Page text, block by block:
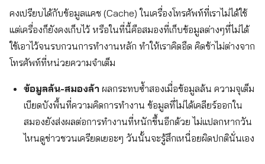
คงเปรียบได้กับข้อมูลแคช (Cache) ในเครื่องโทรศัพท์ที่เราไม่ได้ใช้
แต่เครื่องก็ยังคงเก็บไว้ หรือในที่นี้คือสมองที่เก็บข้อมูลต่างๆที่ไม่ได้
ใช้เอาไว้จนรบกวนการทำงานหลัก ทำให้เราคิดอืด คิดช้าไม่ต่างจาก
โทรศัพท์ที่หน่วยความจำเต็ม
ข้อมูลล้น-สมองล้า ผลกระทบซ้ำสองเมื่อข้อมูลล้น ความจุเต็ม
เบียดบังพื้นที่ความคิดการทำงาน ข้อมูลที่ไม่ได้เคลียร์ออกใน
สมองยังส่งผลต่อการทำงานที่หนักขึ้นอีกด้วย ไม่แปลกหากวัน
ไหนดูข่าวชวนเครียดเยอะๆ วันนั้นจะรู้สึกเหนื่อยผิดปกตินั่นเอง